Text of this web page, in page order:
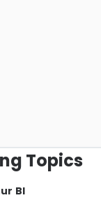
Topics
BI